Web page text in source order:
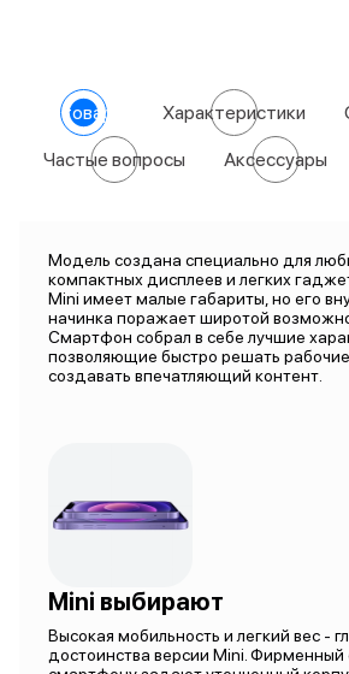
О товаре Характеристики
Частые вопросы Аксессуары
Модель создана специально для
компактных дисплеев и легких
Mini имеет малые габариты, но его
начинка поражает широтой
Смартфон собрал в себе лучшие
позволяющие быстро решать
создавать впечатляющий контент.
Mini выбирают
Высокая мобильность и легкий вес -
достоинства версии Mini. Фирменный